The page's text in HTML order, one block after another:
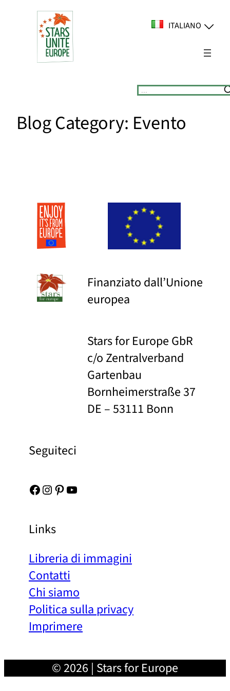
contenuto
ITALIANO
Suchen
Blog Category: Evento
Finanziato dall’Unione
europea
Stars for Europe GbR
c/o Zentralverband
Gartenbau
Bornheimerstraße 37
DE – 53111 Bonn
Seguiteci
Facebook Instagram Pinterest YouTube
Links
Libreria di immagini
Contatti
Chi siamo
Politica sulla privacy
Imprimere
© 2026 | Stars for Europe